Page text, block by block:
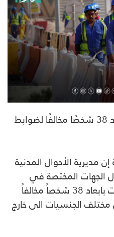
أعلنت وزارة الداخلية عن ابعاد 38 شخصًا مخالفًا لضوابط
مديرية الأحوال المدنية
الجهات المختصة في
مديرية شؤون الإقامة شرعت بابعاد 38 شخصاً مخالفاً
الجنسيات الى خارج